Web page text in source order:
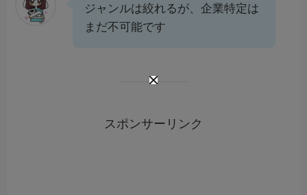
ジャンルは絞れるが、企業特定は
まだ不可能です
スポンサーリンク